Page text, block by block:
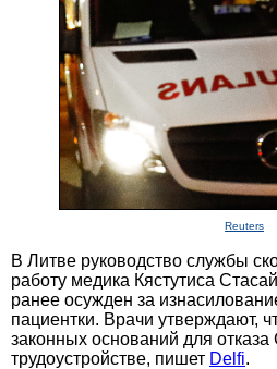
Reuters
В Литве руководство службы
работу медика Кястутиса
ранее осужден за
пациентки. Врачи утверждают,
законных оснований для отказа
трудоустройстве, пишет Delfi.